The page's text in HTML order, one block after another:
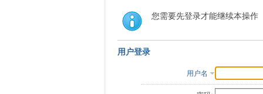
您需要先登录才能继续本操作
用户登录
用户名